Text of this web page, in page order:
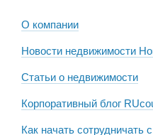
О компании
Новости недвижимости
Статьи о недвижимости
Корпоративный блог
Как начать сотрудничать